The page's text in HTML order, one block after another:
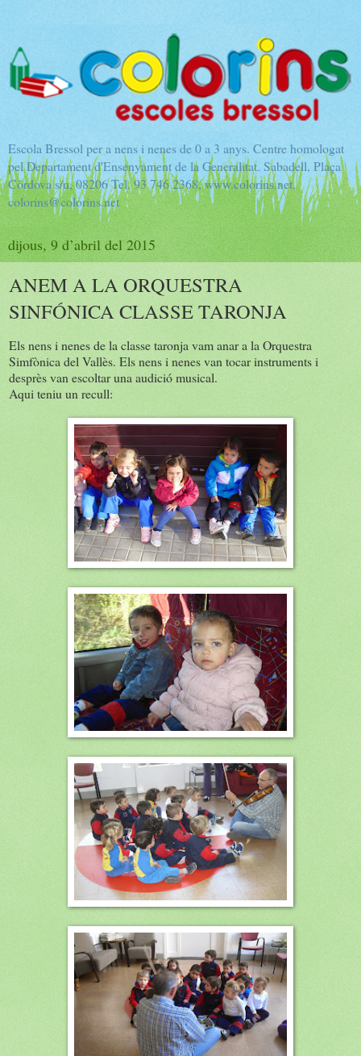
Escola Bressol per a nens i nenes de 0 a 3 anys. Centre homologat
pel Departament d'Ensenyament de la Generalitat. Sabadell, Plaça
Còrdova s/n, 08206 Tel. 93 746 2368, www.colorins.net,
colorins@colorins.net
dijous, 9 d’abril del 2015
ANEM A LA ORQUESTRA
SINFÓNICA CLASSE TARONJA
Els nens i nenes de la classe taronja vam anar a la Orquestra
Simfònica del Vallès. Els nens i nenes van tocar instruments i
desprès van escoltar una audició musical.
Aqui teniu un recull: